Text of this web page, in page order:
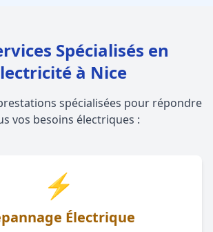
Spécialisés en
à Nice
spécialisées pour répondre
vos besoins électriques :
⚡
Électrique